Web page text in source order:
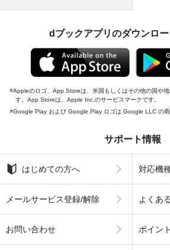
dブックアプリのダウンロ
Appleのロゴ、App Storeは、米国もしくはその他の国や
す。App Storeは、Apple Inc.のサービスマークです。
Google Play および Google Play ロゴは Google LLC の商
サポート情報
はじめての方へ 対応機
メールサービス登録/解除 よくあ
お問い合わせ ポイン